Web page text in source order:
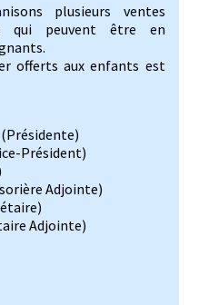
plusieurs ventes
qui peuvent être en
offerts aux enfants est
(Présidente)
Président)
Adjointe)
Adjointe)